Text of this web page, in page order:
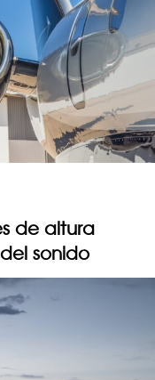
de altura
sonido